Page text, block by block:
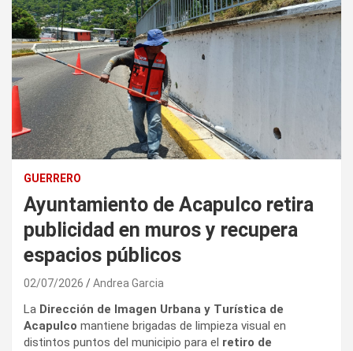
GUERRERO
Ayuntamiento de Acapulco retira
publicidad en muros y recupera
espacios públicos
02/07/2026 Andrea Garcia
La Dirección de Imagen Urbana y Turística de
Acapulco mantiene brigadas de limpieza visual en
distintos puntos del municipio para el retiro de